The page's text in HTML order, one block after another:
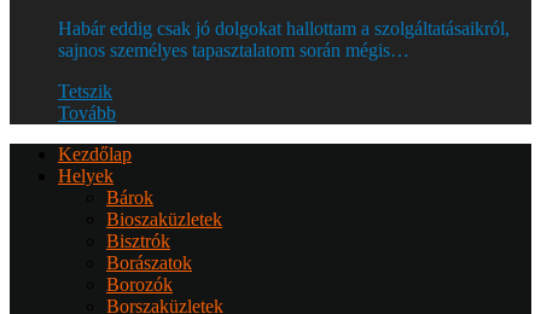
Habár eddig csak jó dolgokat hallottam a szolgáltatásaikról,
sajnos személyes tapasztalatom során mégis…
Tetszik
Tovább
Kezdőlap
Helyek
Bárok
Bioszaküzletek
Bisztrók
Borászatok
Borozók
Borszaküzletek